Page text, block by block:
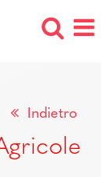
Indietro